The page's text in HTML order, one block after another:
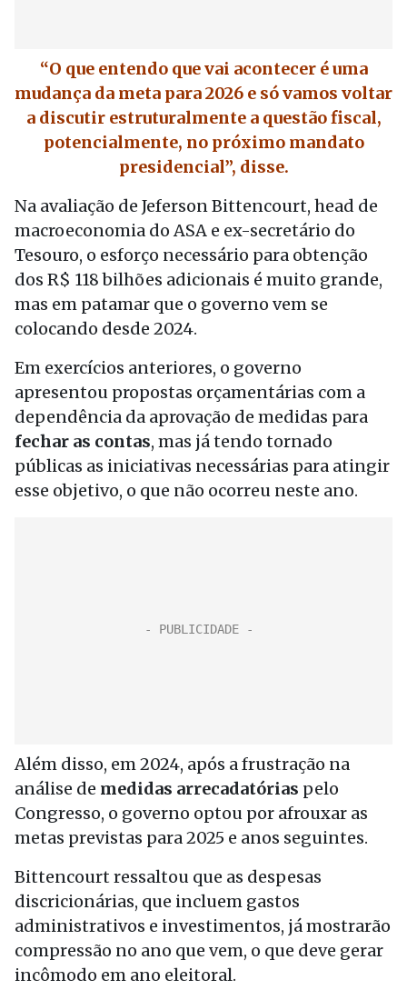
“O que entendo que vai acontecer é uma
mudança da meta para 2026 e só vamos voltar
a discutir estruturalmente a questão fiscal,
potencialmente, no próximo mandato
presidencial”, disse.
Na avaliação de Jeferson Bittencourt, head de
macroeconomia do ASA e ex-secretário do
Tesouro, o esforço necessário para obtenção
dos R$ 118 bilhões adicionais é muito grande,
mas em patamar que o governo vem se
colocando desde 2024.
Em exercícios anteriores, o governo
apresentou propostas orçamentárias com a
dependência da aprovação de medidas para
fechar as contas, mas já tendo tornado
públicas as iniciativas necessárias para atingir
esse objetivo, o que não ocorreu neste ano.
Além disso, em 2024, após a frustração na
análise de medidas arrecadatórias pelo
Congresso, o governo optou por afrouxar as
metas previstas para 2025 e anos seguintes.
Bittencourt ressaltou que as despesas
discricionárias, que incluem gastos
administrativos e investimentos, já mostrarão
compressão no ano que vem, o que deve gerar
incômodo em ano eleitoral.